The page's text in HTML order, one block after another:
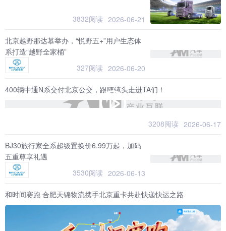
3832阅读 2026-06-21
北京越野那达慕举办，“悦野五+”用户生态体
系打造“越野全家桶”
327阅读 2026-06-20
400辆中通N系交付北京公交，跟随镜头走进TA们！
3208阅读 2026-06-17
BJ30旅行家全系超级置换价6.99万起，加码
五重尊享礼遇
3530阅读 2026-06-13
和时间赛跑 合肥天锦物流携手北京重卡共赴快递快运之路